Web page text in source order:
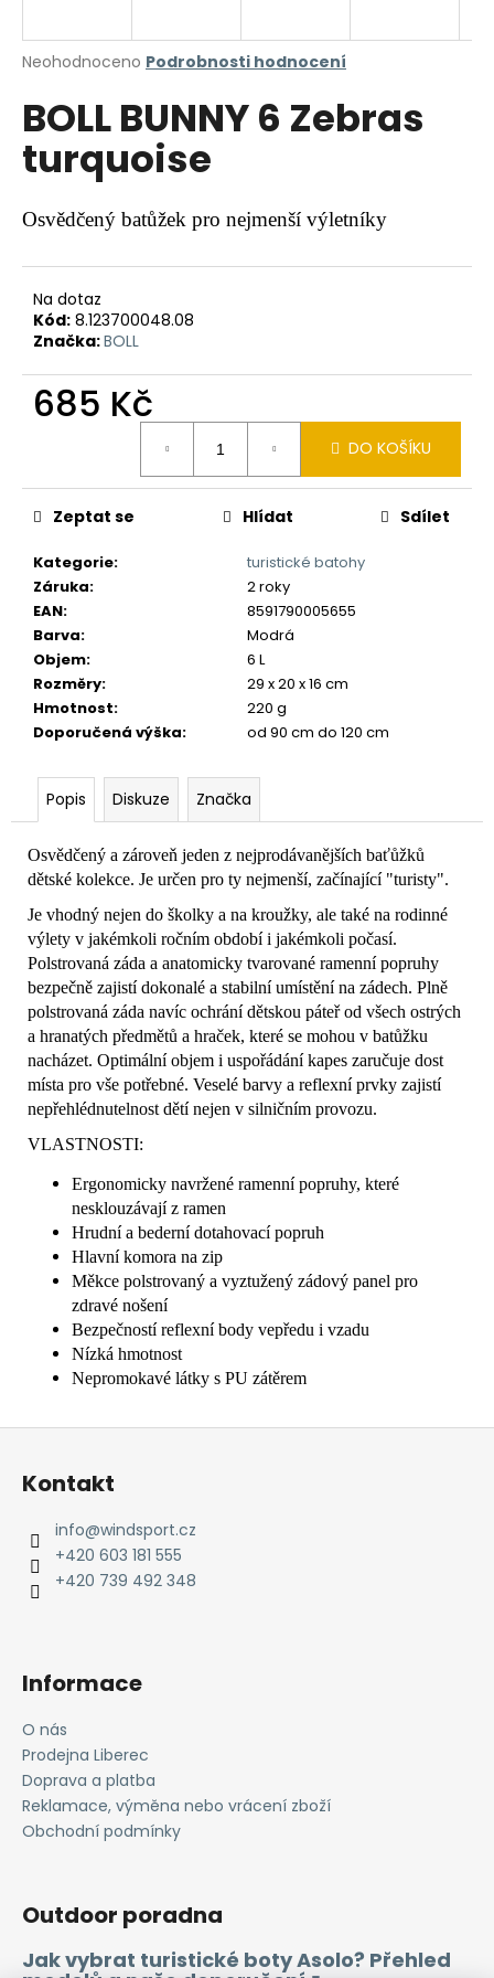
Průměrné
produktu
je
0,0
z
hvězdiček.
Neohodnoceno Podrobnosti hodnocení
BOLL BUNNY 6 Zebras
turquoise
Osvědčený batůžek pro nejmenší výletníky
Na dotaz
Kód: 8.123700048.08
Značka:BOLL
685 Kč
DO KOŠÍKU
Kategorie:
turistické batohy
Záruka:
2 roky
EAN:
8591790005655
Barva:
Modrá
Objem:
6 L
Rozměry:
29 x 20 x 16 cm
Hmotnost:
220 g
Doporučená výška: od 90 cm do 120 cm
Zeptat se Hlídat Sdílet
Popis Diskuze Značka
Osvědčený a zároveň jeden z nejprodávanějších baťůžků
dětské kolekce. Je určen pro ty nejmenší, začínající "turisty".
Je vhodný nejen do školky a na kroužky, ale také na rodinné
výlety v jakémkoli ročním období i jakémkoli počasí.
Polstrovaná záda a anatomicky tvarované ramenní popruhy
bezpečně zajistí dokonalé a stabilní umístění na zádech. Plně
polstrovaná záda navíc ochrání dětskou páteř od všech ostrých
a hranatých předmětů a hraček, které se mohou v batůžku
nacházet. Optimální objem i uspořádání kapes zaručuje dost
místa pro vše potřebné. Veselé barvy a reflexní prvky zajistí
nepřehlédnutelnost dětí nejen v silničním provozu.
VLASTNOSTI:
Ergonomicky navržené ramenní popruhy, které
nesklouzávají z ramen
Hrudní a bederní dotahovací popruh
Hlavní komora na zip
Měkce polstrovaný a vyztužený zádový panel pro
zdravé nošení
Bezpečností reflexní body vepředu i vzadu
Nízká hmotnost
Nepromokavé látky s PU zátěrem
j
t
?
D
o
p
č
u
e
m
e
Z
Kontakt
info@windsport.cz
+420 603 181 555
+420 739 492 348
Informace
O nás
Prodejna Liberec
Doprava a platba
Reklamace, výměna nebo vrácení zboží
Obchodní podmínky
Outdoor poradna
Jak vybrat turistické boty Asolo? Přehled